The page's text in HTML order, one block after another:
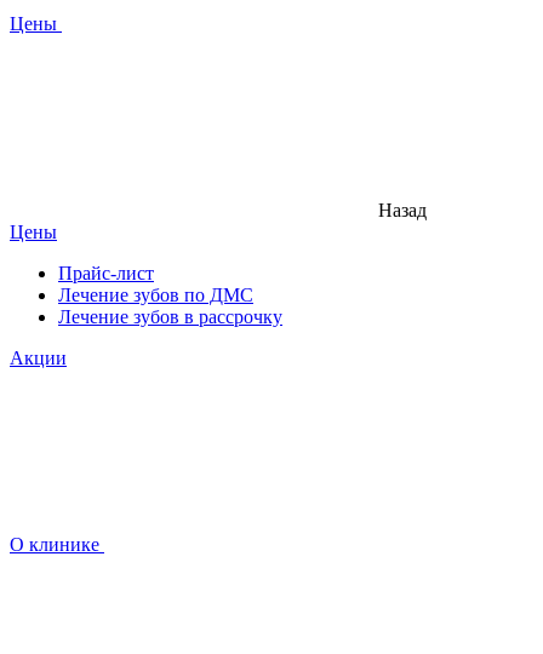
Цены
Назад
Цены
Прайс-лист
Лечение зубов по ДМС
Лечение зубов в рассрочку
Акции
О клинике